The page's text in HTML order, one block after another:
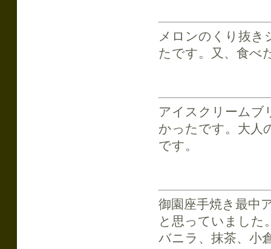
メロンのくり抜き
たです。又、食べ
アイスクリームブ
かったです。大人
です。
御園座手焼き最中
と思っていました
バニラ、抹茶、小